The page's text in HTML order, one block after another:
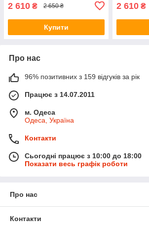
2 610 ₴ 2 650 ₴
Купити
2 610 ₴
Про нас
96% позитивних з 159 відгуків за рік
Працює з 14.07.2011
м. Одеса
Одеса, Україна
Контакти
Сьогодні працює з 10:00 до 18:00
Показати весь графік роботи
Про нас
Контакти